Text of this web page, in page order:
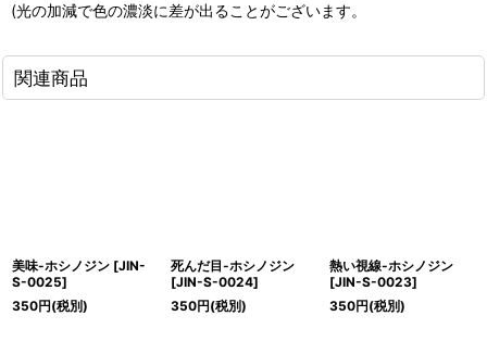
(光の加減で色の濃淡に差が出ることがございます。
関連商品
美味-ホシノジン [JIN-
S-0025]
350円(税別)
死んだ目-ホシノジン
[JIN-S-0024]
350円(税別)
熱い視線-ホシノジン
[JIN-S-0023]
350円(税別)